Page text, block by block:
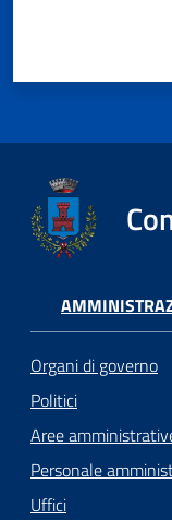
Organi di governo
Politici
Aree
Personale
Uffici